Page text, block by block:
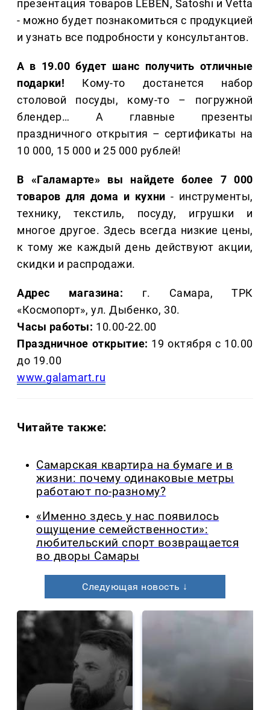
презентация товаров LEBEN, Satoshi и Vetta
- можно будет познакомиться с продукцией
и узнать все подробности у консультантов.
А в 19.00 будет шанс получить отличные
подарки! Кому-то достанется набор
столовой посуды, кому-то – погружной
блендер… А главные презенты
праздничного открытия – сертификаты на
10 000, 15 000 и 25 000 рублей!
В «Галамарте» вы найдете более 7 000
товаров для дома и кухни - инструменты,
технику, текстиль, посуду, игрушки и
многое другое. Здесь всегда низкие цены,
к тому же каждый день действуют акции,
скидки и распродажи.
Адрес магазина: г. Самара, ТРК
«Космопорт», ул. Дыбенко, 30.
Часы работы: 10.00-22.00
Праздничное открытие: 19 октября с 10.00
до 19.00
www.galamart.ru
Читайте также:
Самарская квартира на бумаге и в
жизни: почему одинаковые метры
работают по-разному?
«Именно здесь у нас появилось
ощущение семейственности»:
любительский спорт возвращается
во дворы Самары
Следующая новость ↓